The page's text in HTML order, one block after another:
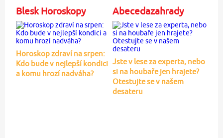
Blesk Horoskopy
Horoskop zdraví na srpen:
Kdo bude v nejlepší kondici
a komu hrozí nadváha?
Abecedazahrady
Jste v lese za experta, nebo
si na houbaře jen hrajete?
Otestujte se v našem
desateru